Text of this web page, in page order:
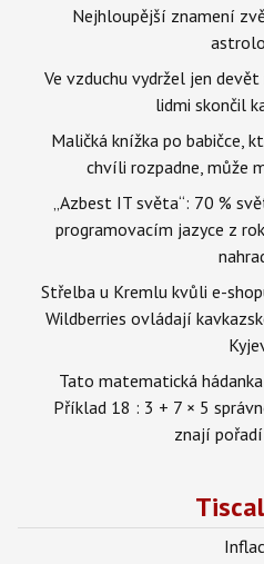
Nejhloupější znamení
Ve vzduchu vydržel jen
lidmi skončil
Maličká knížka po babičce,
chvíli rozpadne, může
„Azbest IT světa“: 70 %
programovacím jazyce z
Střelba u Kremlu kvůli e-
Wildberries ovládají
Tato matematická
Příklad 18 : 3 + 7 × 5
znají